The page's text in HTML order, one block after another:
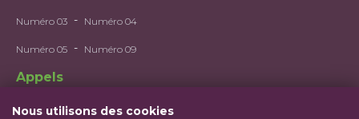
Numéro 03 - Numéro 04
Numéro 05 - Numéro 09
Appels
Nous utilisons des cookies